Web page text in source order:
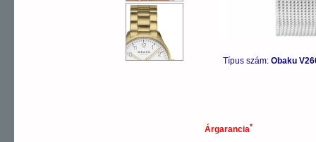
Típus szám: Obaku
Árgarancia*